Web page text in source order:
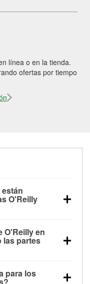
línea o en la tienda.
ofertas por tiempo
O'Reilly
alternador y
“Check Engine”
de
disponibles en
La tienda
O'Reilly en
las partes
en la
para los